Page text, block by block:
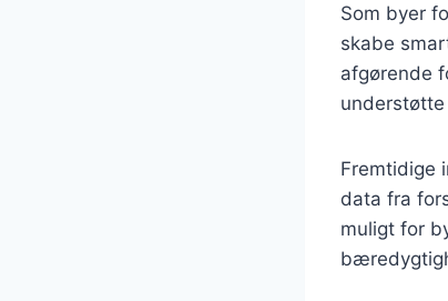
Som byer
skabe
afgørende
Fremtidige
data fra
muligt for